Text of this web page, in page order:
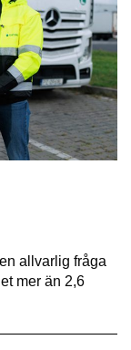
allvarlig fråga
mer än 2,6